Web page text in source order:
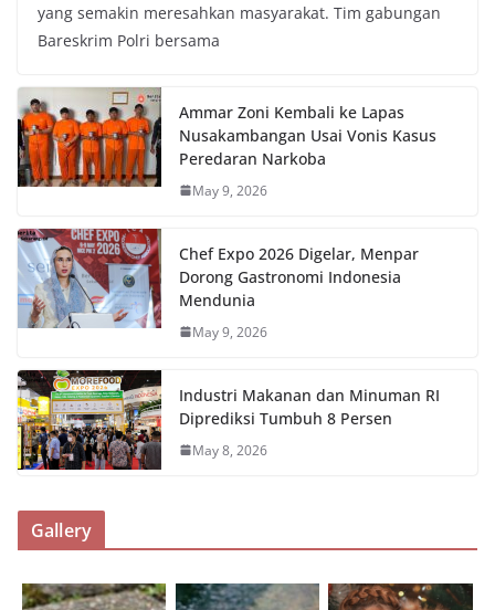
yang semakin meresahkan masyarakat. Tim gabungan
Bareskrim Polri bersama
Ammar Zoni Kembali ke Lapas
Nusakambangan Usai Vonis Kasus
Peredaran Narkoba
May 9, 2026
Chef Expo 2026 Digelar, Menpar
Dorong Gastronomi Indonesia
Mendunia
May 9, 2026
Industri Makanan dan Minuman RI
Diprediksi Tumbuh 8 Persen
May 8, 2026
Gallery